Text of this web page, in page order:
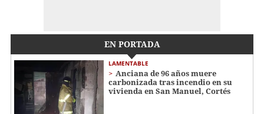
EN PORTADA
LAMENTABLE
Anciana de 96 años muere
carbonizada tras incendio en su
vivienda en San Manuel, Cortés